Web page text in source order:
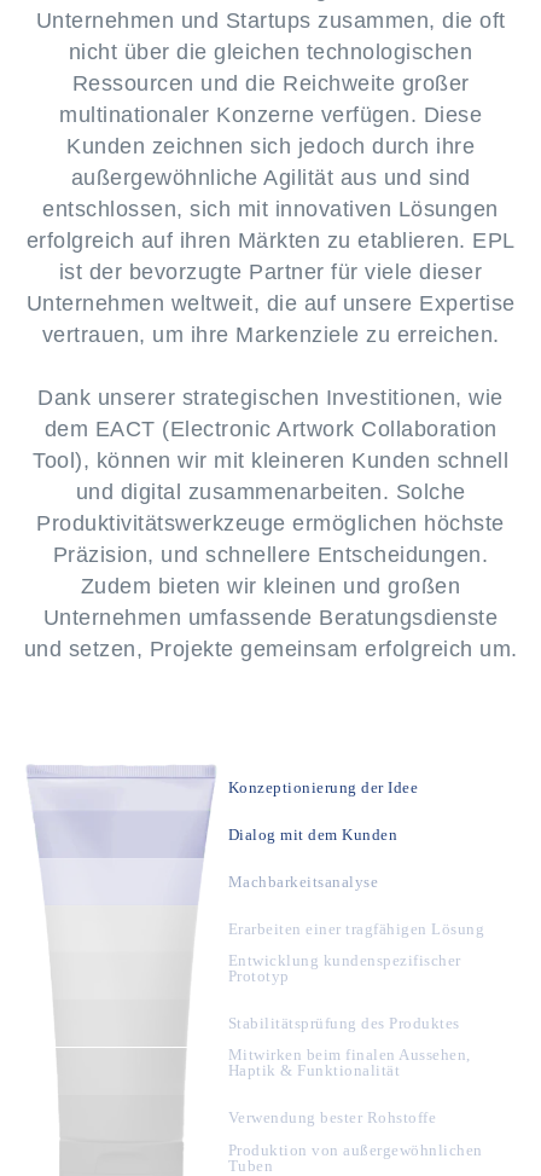
Unternehmen und Startups zusammen, die oft
nicht über die gleichen technologischen
Ressourcen und die Reichweite großer
multinationaler Konzerne verfügen. Diese
Kunden zeichnen sich jedoch durch ihre
außergewöhnliche Agilität aus und sind
entschlossen, sich mit innovativen Lösungen
erfolgreich auf ihren Märkten zu etablieren. EPL
ist der bevorzugte Partner für viele dieser
Unternehmen weltweit, die auf unsere Expertise
vertrauen, um ihre Markenziele zu erreichen.
Dank unserer strategischen Investitionen, wie
dem EACT (Electronic Artwork Collaboration
Tool), können wir mit kleineren Kunden schnell
und digital zusammenarbeiten. Solche
Produktivitätswerkzeuge ermöglichen höchste
Präzision, und schnellere Entscheidungen.
Zudem bieten wir kleinen und großen
Unternehmen umfassende Beratungsdienste
und setzen, Projekte gemeinsam erfolgreich um.
Konzeptionierung der Idee
Dialog mit dem Kunden
Machbarkeitsanalyse
Erarbeiten einer tragfähigen Lösung
Entwicklung kundenspezifischer
Prototyp
Stabilitätsprüfung des Produktes
Mitwirken beim finalen Aussehen,
Haptik & Funktionalität
Verwendung bester Rohstoffe
Produktion von außergewöhnlichen
Tuben